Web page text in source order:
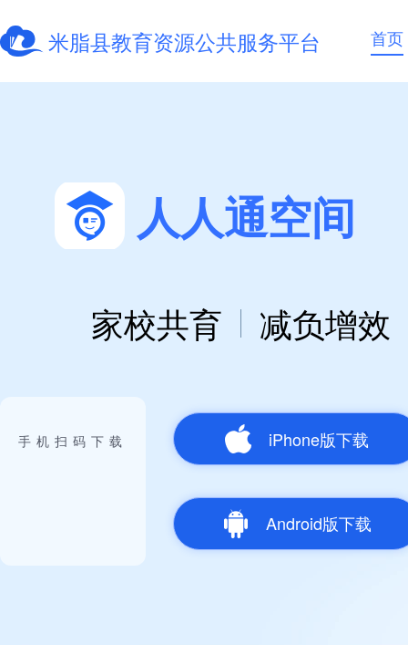
米脂县教育资源公共服务平台 首页
人人通空间
家校共育 减负增效
手机扫码下载 iPhone版下载
Android版下载